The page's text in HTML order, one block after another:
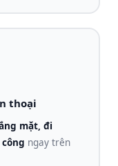
thoại
mặt, đi
ngay trên